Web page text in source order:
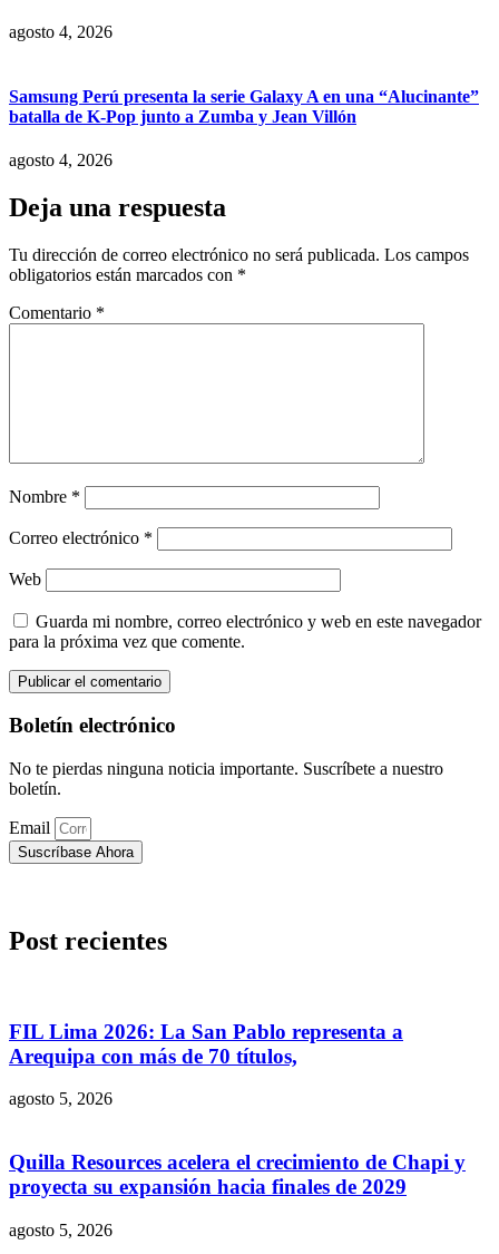
agosto 4, 2026
Samsung Perú presenta la serie Galaxy A en una “Alucinante”
batalla de K-Pop junto a Zumba y Jean Villón
agosto 4, 2026
Deja una respuesta
Tu dirección de correo electrónico no será publicada. Los campos
obligatorios están marcados con *
Comentario *
Nombre *
Correo electrónico *
Web
Guarda mi nombre, correo electrónico y web en este navegador
para la próxima vez que comente.
Boletín electrónico
No te pierdas ninguna noticia importante. Suscríbete a nuestro
boletín.
Email
Suscríbase Ahora
Post recientes
FIL Lima 2026: La San Pablo representa a
Arequipa con más de 70 títulos,
agosto 5, 2026
Quilla Resources acelera el crecimiento de Chapi y
proyecta su expansión hacia finales de 2029
agosto 5, 2026